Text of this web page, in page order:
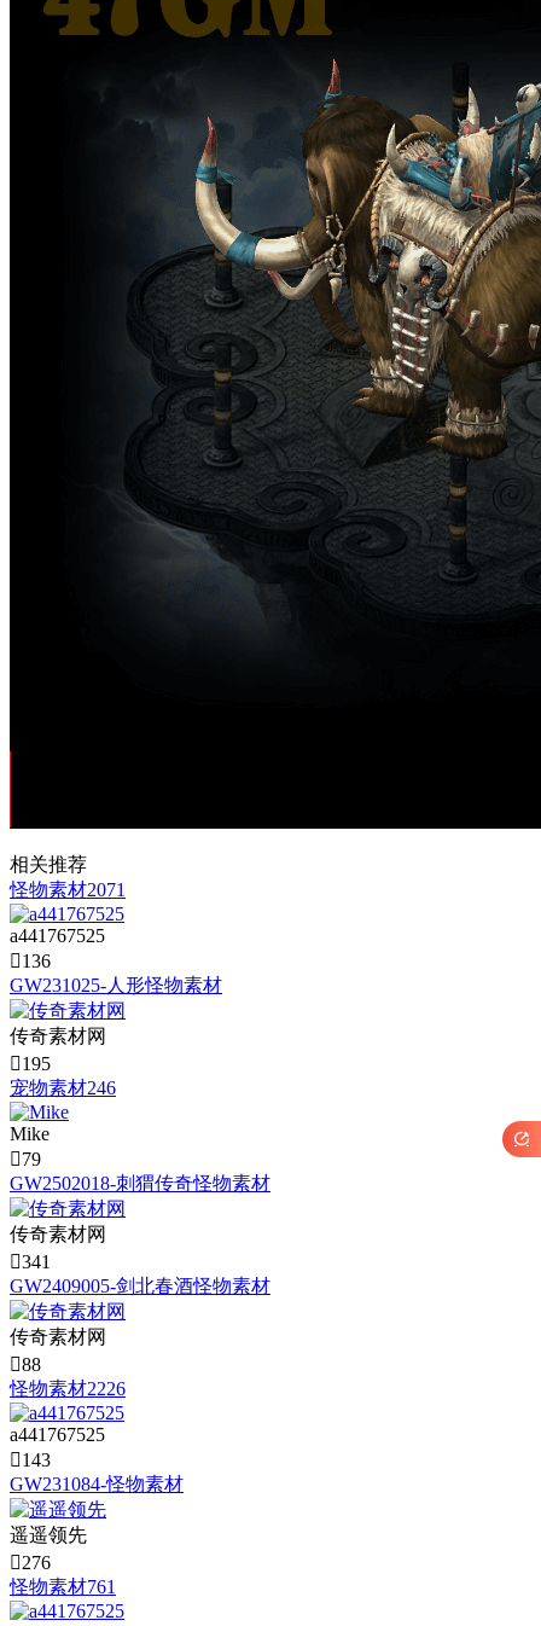
相关推荐
怪物素材2071
a441767525
136
GW231025-人形怪物素材
传奇素材网
195
宠物素材246
Mike
79
GW2502018-刺猬传奇怪物素材
传奇素材网
341
GW2409005-剑北春酒怪物素材
传奇素材网
88
怪物素材2226
a441767525
143
GW231084-怪物素材
遥遥领先
276
怪物素材761
